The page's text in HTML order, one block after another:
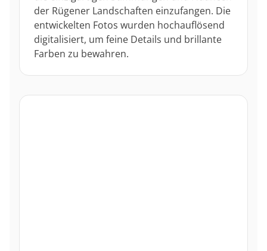
der Rügener Landschaften einzufangen. Die
entwickelten Fotos wurden hochauflösend
digitalisiert, um feine Details und brillante
Farben zu bewahren.